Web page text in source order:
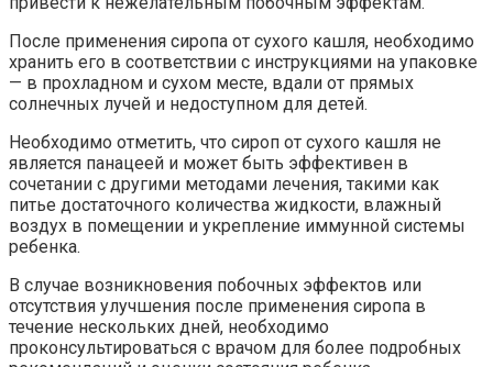
После применения сиропа от сухого кашля, необходимо
хранить его в соответствии с инструкциями на упаковке
— в прохладном и сухом месте, вдали от прямых
солнечных лучей и недоступном для детей.
Необходимо отметить, что сироп от сухого кашля не
является панацеей и может быть эффективен в
сочетании с другими методами лечения, такими как
питье достаточного количества жидкости, влажный
воздух в помещении и укрепление иммунной системы
ребенка.
В случае возникновения побочных эффектов или
отсутствия улучшения после применения сиропа в
течение нескольких дней, необходимо
проконсультироваться с врачом для более подробных